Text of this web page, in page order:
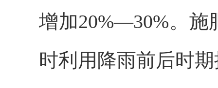
增加20%—30%。施
时利用降雨前后时